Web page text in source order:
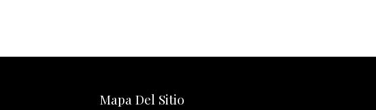
Mapa Del Sitio